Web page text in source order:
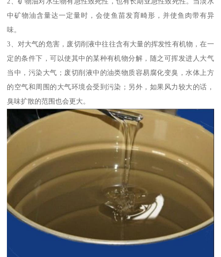
中矿物油含量达一定量时，会使鱼苗发育畸形，并使鱼肉带有异
味。
3、对大气的危害，废切削液中往往含有大量的挥发性有机物，在一
定的条件下，可以使其中的某种有机物分解，随之可挥发进人大气
当中，污染大气；废切削液中的油类物质容易腐化变臭，水体上方
的空气和周围的大气环境会受到污染；另外，如果风力较大的话，
臭味扩散的范围也会更大。